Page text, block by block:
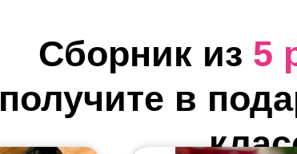
Сборник из 5
получите в